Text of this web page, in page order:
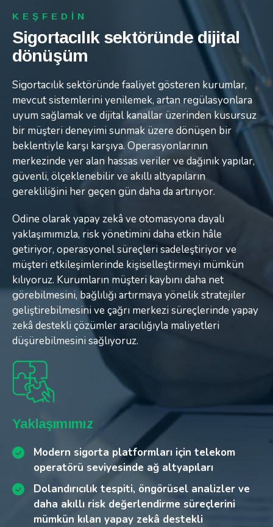
KEŞFEDİN
Sigortacılık sektöründe dijital
dönüşüm
Sigortacılık sektöründe faaliyet gösteren kurumlar,
mevcut sistemlerini yenilemek, artan regülasyonlara
uyum sağlamak ve dijital kanallar üzerinden kusursuz
bir müşteri deneyimi sunmak üzere dönüşen bir
beklentiyle karşı karşıya. Operasyonlarının
merkezinde yer alan hassas veriler ve dağınık yapılar,
güvenli, ölçeklenebilir ve akıllı altyapıların
gerekliliğini her geçen gün daha da artırıyor.
Odine olarak yapay zekâ ve otomasyona dayalı
yaklaşımımızla, risk yönetimini daha etkin hâle
getiriyor, operasyonel süreçleri sadeleştiriyor ve
müşteri etkileşimlerinde kişiselleştirmeyi mümkün
kılıyoruz. Kurumların müşteri kaybını daha net
görebilmesini, bağlılığı artırmaya yönelik stratejiler
geliştirebilmesini ve çağrı merkezi süreçlerinde yapay
zekâ destekli çözümler aracılığıyla maliyetleri
düşürebilmesini sağlıyoruz.
Zorluklar
Ölçeklenebilirliği ve yenilikçiliği sınırlayan
geleneksel sistem altyapıları
Manuel iş akışları ve geleneksel hasar
süreçlerinden kaynaklanan yüksek
operasyonel maliyetler
KEŞFEDİN
Sigortacılık sektöründe dijital
dönüşüm
Sigortacılık sektöründe faaliyet gösteren kurumlar,
mevcut sistemlerini yenilemek, artan regülasyonlara
uyum sağlamak ve dijital kanallar üzerinden kusursuz
bir müşteri deneyimi sunmak üzere dönüşen bir
beklentiyle karşı karşıya. Operasyonlarının
merkezinde yer alan hassas veriler ve dağınık yapılar,
güvenli, ölçeklenebilir ve akıllı altyapıların
gerekliliğini her geçen gün daha da artırıyor.
Odine olarak yapay zekâ ve otomasyona dayalı
yaklaşımımızla, risk yönetimini daha etkin hâle
getiriyor, operasyonel süreçleri sadeleştiriyor ve
müşteri etkileşimlerinde kişiselleştirmeyi mümkün
kılıyoruz. Kurumların müşteri kaybını daha net
görebilmesini, bağlılığı artırmaya yönelik stratejiler
geliştirebilmesini ve çağrı merkezi süreçlerinde yapay
zekâ destekli çözümler aracılığıyla maliyetleri
düşürebilmesini sağlıyoruz.
Yaklaşımımız
Modern sigorta platformları için telekom
operatörü seviyesinde ağ altyapıları
Dolandırıcılık tespiti, öngörüsel analizler ve
daha akıllı risk değerlendirme süreçlerini
mümkün kılan yapay zekâ destekli
KEŞFEDİN
Sigortacılık sektöründe dijital
dönüşüm
Sigortacılık sektöründe faaliyet gösteren kurumlar,
mevcut sistemlerini yenilemek, artan regülasyonlara
uyum sağlamak ve dijital kanallar üzerinden kusursuz
bir müşteri deneyimi sunmak üzere dönüşen bir
beklentiyle karşı karşıya. Operasyonlarının
merkezinde yer alan hassas veriler ve dağınık yapılar,
güvenli, ölçeklenebilir ve akıllı altyapıların
gerekliliğini her geçen gün daha da artırıyor.
Odine olarak yapay zekâ ve otomasyona dayalı
yaklaşımımızla, risk yönetimini daha etkin hâle
getiriyor, operasyonel süreçleri sadeleştiriyor ve
müşteri etkileşimlerinde kişiselleştirmeyi mümkün
kılıyoruz. Kurumların müşteri kaybını daha net
görebilmesini, bağlılığı artırmaya yönelik stratejiler
geliştirebilmesini ve çağrı merkezi süreçlerinde yapay
zekâ destekli çözümler aracılığıyla maliyetleri
düşürebilmesini sağlıyoruz.
Kazanımlar
Otomatik hasar süreçleri, dolandırıcılık
tespiti, yapay zekâ destekli chatbot ve
operasyonel verimlilik sayesinde işletme
giderlerinde (OPEX) azalma
Farklı yasal düzenlemelere uyum sağlayan,